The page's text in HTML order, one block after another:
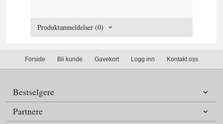
Produktanmeldelser (0)
Forside Bli kunde Gavekort Logg inn Kontakt oss
Bestselgere
Partnere